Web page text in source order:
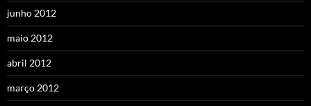
junho 2012
maio 2012
abril 2012
março 2012